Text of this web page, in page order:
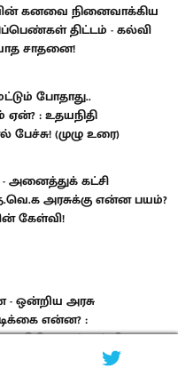
கனவை நினைவாக்கிய
திட்டம் - கல்வி
சாதனை!
போதாது..
ஏன்? : உதயநிதி
(முழு உரை)
கட்சி
அரசுக்கு என்ன பயம்?
கேள்வி!
ஒன்றிய அரசு
என்ன? :
மாறன் எம்.பி.